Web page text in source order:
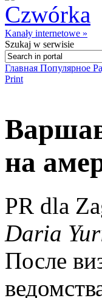
Kanały internetowe »
Szukaj w serwisie
Главная Популярное
Print
на
PR dla
Daria
После